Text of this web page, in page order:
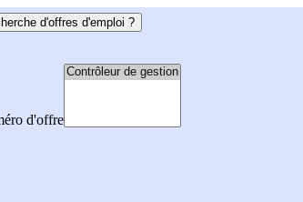
d'offres d'emploi ?
d'offre